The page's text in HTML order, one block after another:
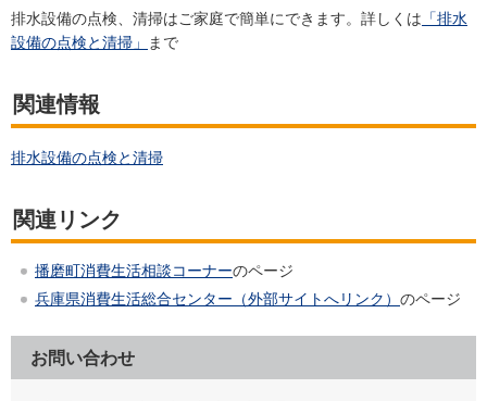
排水設備の点検、清掃はご家庭で簡単にできます。詳しくは 「排水
設備の点検と清掃」
まで
関連情報
排水設備の点検と清掃
関連リンク
播磨町消費生活相談コーナーのページ
兵庫県消費生活総合センター（外部サイトへリンク） のページ
お問い合わせ